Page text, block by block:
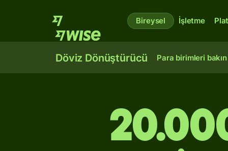
Bireysel İşletme
Döviz Dönüştürücü Para birimleri bakın